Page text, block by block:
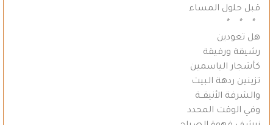
قبل حلول المساء
* * *
هل تعودين
رشيقة ورقيقة
كأشجار الياسمين
تزينين ردهة البيت
والشرفة الأنيقــة
وفي الوقت المحدد